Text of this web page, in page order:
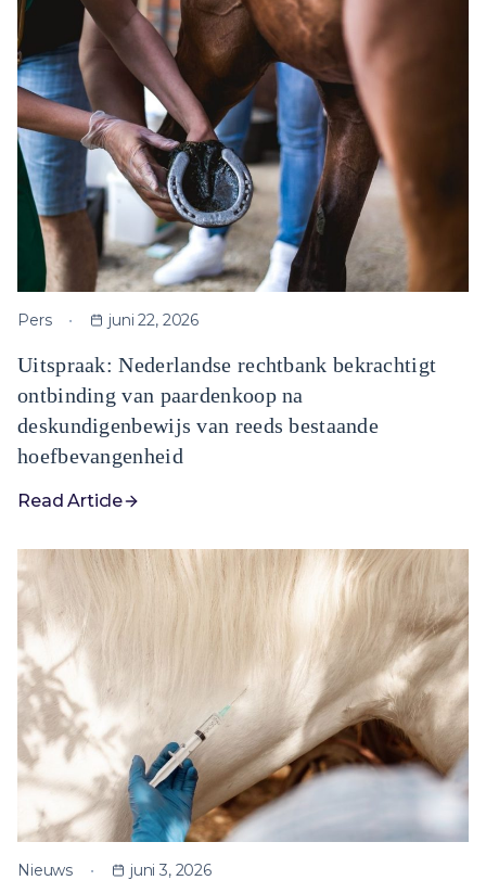
Pers juni 22, 2026
Uitspraak: Nederlandse rechtbank bekrachtigt
ontbinding van paardenkoop na
deskundigenbewijs van reeds bestaande
hoefbevangenheid
Read Article
Nieuws juni 3, 2026